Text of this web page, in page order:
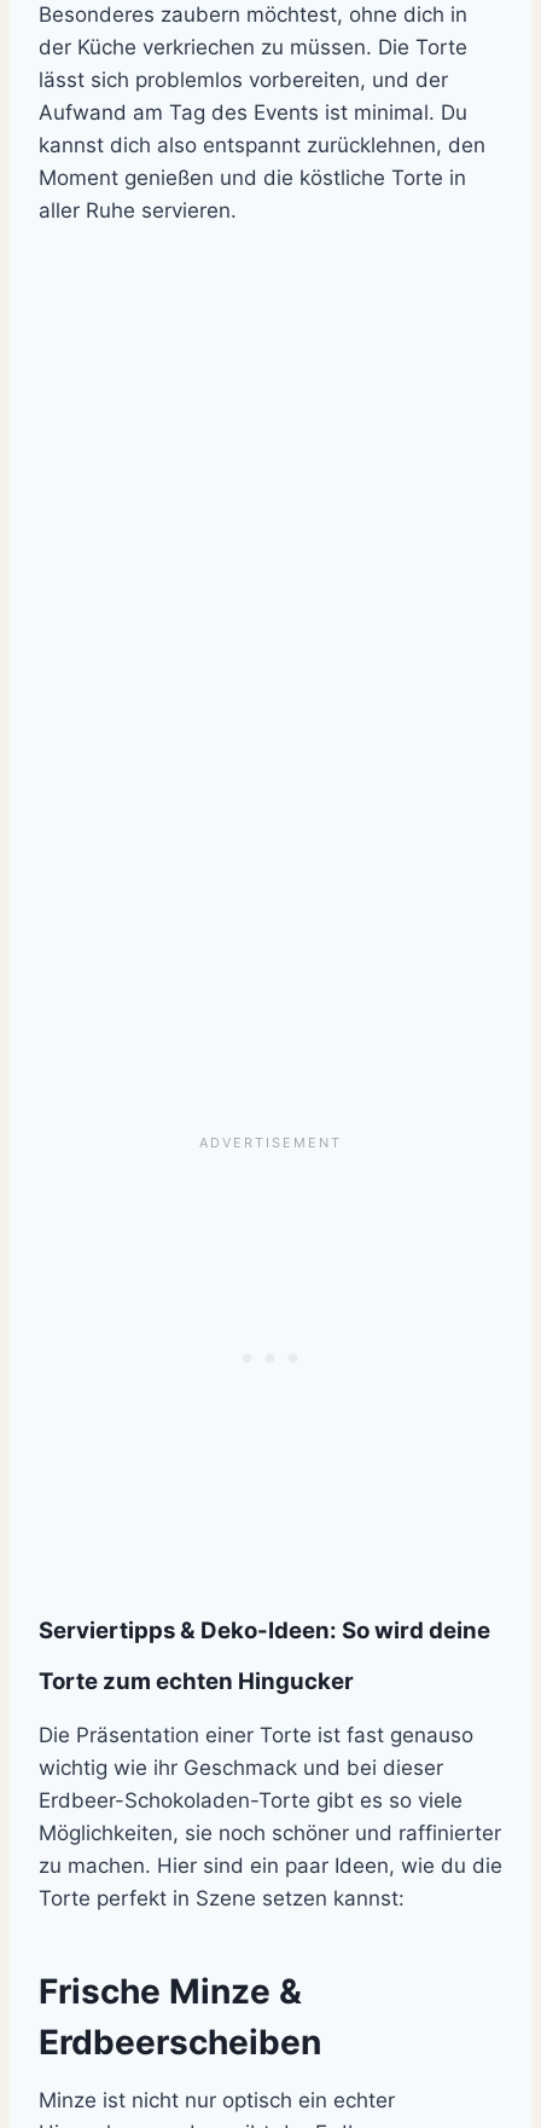
Besonderes zaubern möchtest, ohne dich in
der Küche verkriechen zu müssen. Die Torte
lässt sich problemlos vorbereiten, und der
Aufwand am Tag des Events ist minimal. Du
kannst dich also entspannt zurücklehnen, den
Moment genießen und die köstliche Torte in
aller Ruhe servieren.
Serviertipps & Deko-Ideen: So wird deine
Torte zum echten Hingucker
Die Präsentation einer Torte ist fast genauso
wichtig wie ihr Geschmack und bei dieser
Erdbeer-Schokoladen-Torte gibt es so viele
Möglichkeiten, sie noch schöner und raffinierter
zu machen. Hier sind ein paar Ideen, wie du die
Torte perfekt in Szene setzen kannst:
Frische Minze &
Erdbeerscheiben
Minze ist nicht nur optisch ein echter